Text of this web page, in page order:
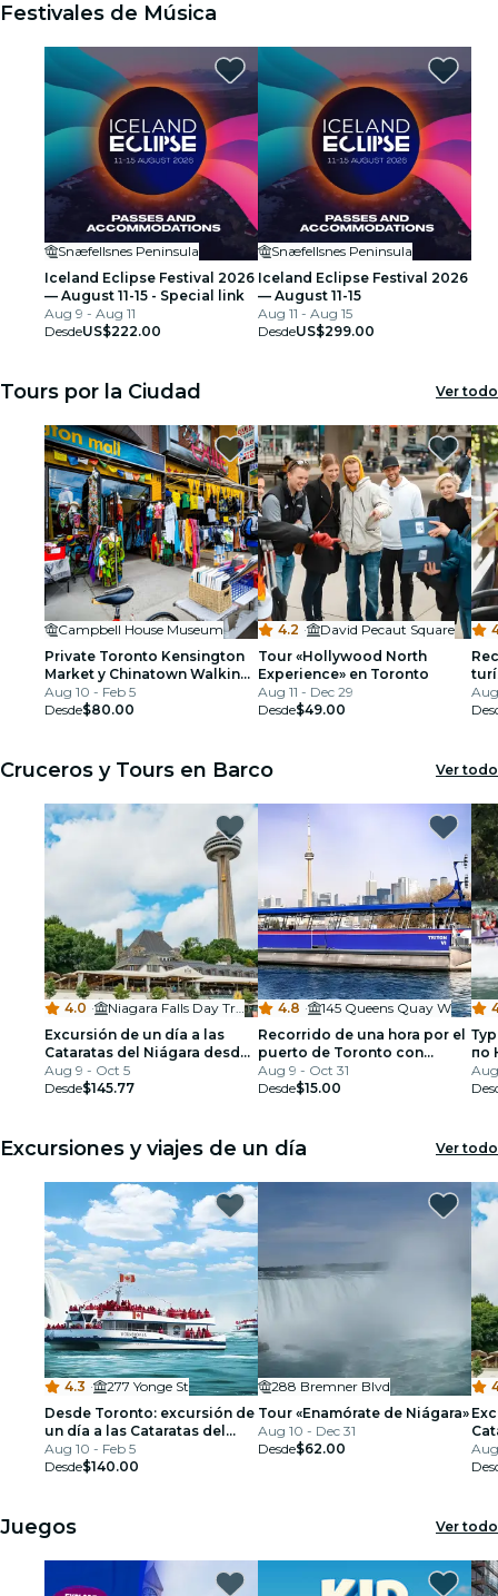
Festivales de Música
Snæfellsnes Peninsula
Iceland Eclipse Festival 2026
— August 11-15 - Special link
Aug 9 - Aug 11
DesdeUS$222.00
Snæfellsnes Peninsula
Iceland Eclipse Festival 2026
— August 11-15
Aug 11 - Aug 15
DesdeUS$299.00
Tours por la Ciudad Ver todo
Campbell House Museum
Private Toronto Kensington
Market y Chinatown Walking
Tour en Inglés
Aug 10 - Feb 5
Desde$80.00
4.2 ·
David Pecaut Square
Tour «Hollywood North
Experience» en Toronto
Aug 11 - Dec 29
Desde$49.00
de
Cruceros y Tours en Barco Ver todo
4.0 ·
Niagara Falls Day Trips from Toronto
Excursión de un día a las
Cataratas del Niágara desde
Toronto + crucero
Hornblower y Niagara-on-
Aug 9 - Oct 5
Desde$145.77
4.8 ·
145 Queens Quay W
Recorrido de una hora por el
puerto de Toronto con
narración en vivo
Aug 9 - Oct 31
Desde$15.00
по
Excursiones y viajes de un día Ver todo
4.3 ·
277 Yonge St
Desde Toronto: excursión de
un día a las Cataratas del
Niágara con paseo en barco
opcional
Aug 10 - Feb 5
Desde$140.00
288 Bremner Blvd
Tour «Enamórate de Niágara»
Aug 10 - Dec 31
Desde$62.00
Juegos Ver todo